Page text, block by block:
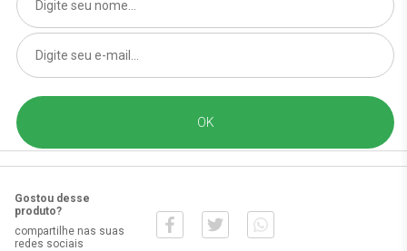
Gostou desse
produto?
compartilhe nas suas
redes sociais